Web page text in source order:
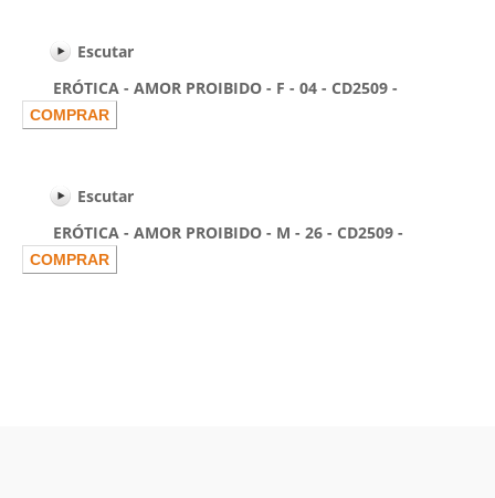
Escutar
ERÓTICA - AMOR PROIBIDO - F - 04 - CD2509 -
Escutar
ERÓTICA - AMOR PROIBIDO - M - 26 - CD2509 -